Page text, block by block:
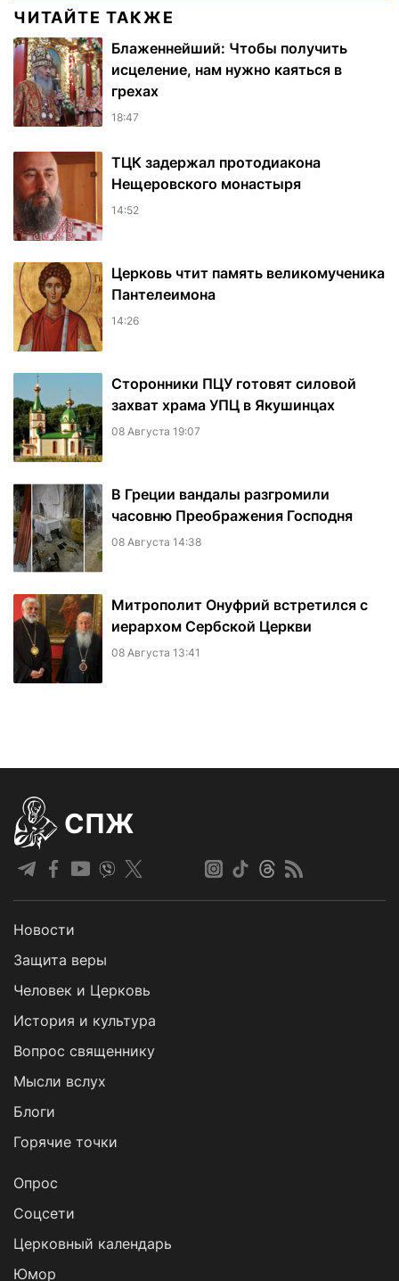
ЧИТАЙТЕ ТАКЖЕ
Блаженнейший: Чтобы получить
исцеление, нам нужно каяться в
грехах
18:47
ТЦК задержал протодиакона
Нещеровского монастыря
14:52
Церковь чтит память великомученика
Пантелеимона
14:26
Сторонники ПЦУ готовят силовой
захват храма УПЦ в Якушинцах
08 Августа 19:07
В Греции вандалы разгромили
часовню Преображения Господня
08 Августа 14:38
Митрополит Онуфрий встретился с
иерархом Сербской Церкви
08 Августа 13:41
СПЖ
Новости
Защита веры
Человек и Церковь
История и культура
Вопрос священнику
Мысли вслух
Блоги
Горячие точки
Опрос
Cоцсети
Церковный календарь
Юмор